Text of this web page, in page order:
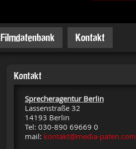
Filmdatenbank Kontakt
Kontakt
Sprecheragentur Berlin
Lassenstraße 32
14193 Berlin
Tel: 030-890 69669 0
mail: kontakt@media-paten.com